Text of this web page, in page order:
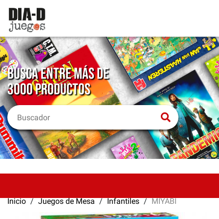
BUSCA ENTRE MÁS DE
3000 PRODUCTOS
Inicio Juegos de Mesa Infantiles MIYABI